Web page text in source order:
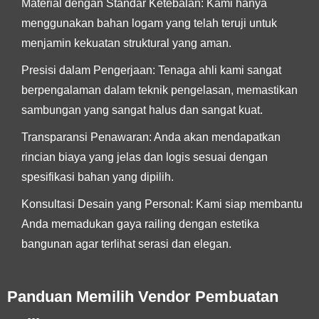
Material dengan Standar Ketebalan: Kami hanya
menggunakan bahan logam yang telah teruji untuk
menjamin kekuatan struktural yang aman.
Presisi dalam Pengerjaan: Tenaga ahli kami sangat
berpengalaman dalam teknik pengelasan, memastikan
sambungan yang sangat halus dan sangat kuat.
Transparansi Penawaran: Anda akan mendapatkan
rincian biaya yang jelas dan logis sesuai dengan
spesifikasi bahan yang dipilih.
Konsultasi Desain yang Personal: Kami siap membantu
Anda memadukan gaya railing dengan estetika
bangunan agar terlihat serasi dan elegan.
Panduan Memilih Vendor Pembuatan